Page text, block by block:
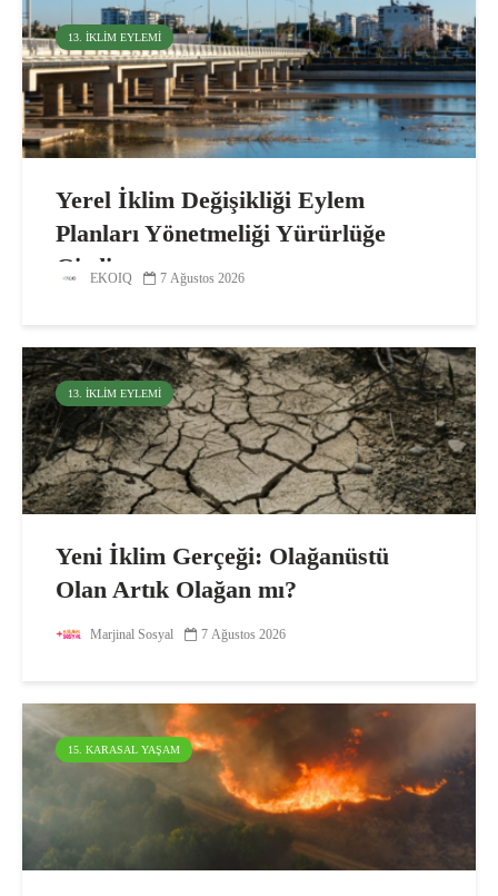
13. İKLIM EYLEMI
Yerel İklim Değişikliği Eylem
Planları Yönetmeliği Yürürlüğe
GirdiEKOIQ 7 Ağustos 2026
13. İKLIM EYLEMI
Yeni İklim Gerçeği: Olağanüstü
Olan Artık Olağan mı?
Marjinal Sosyal 7 Ağustos 2026
15. KARASAL YAŞAM